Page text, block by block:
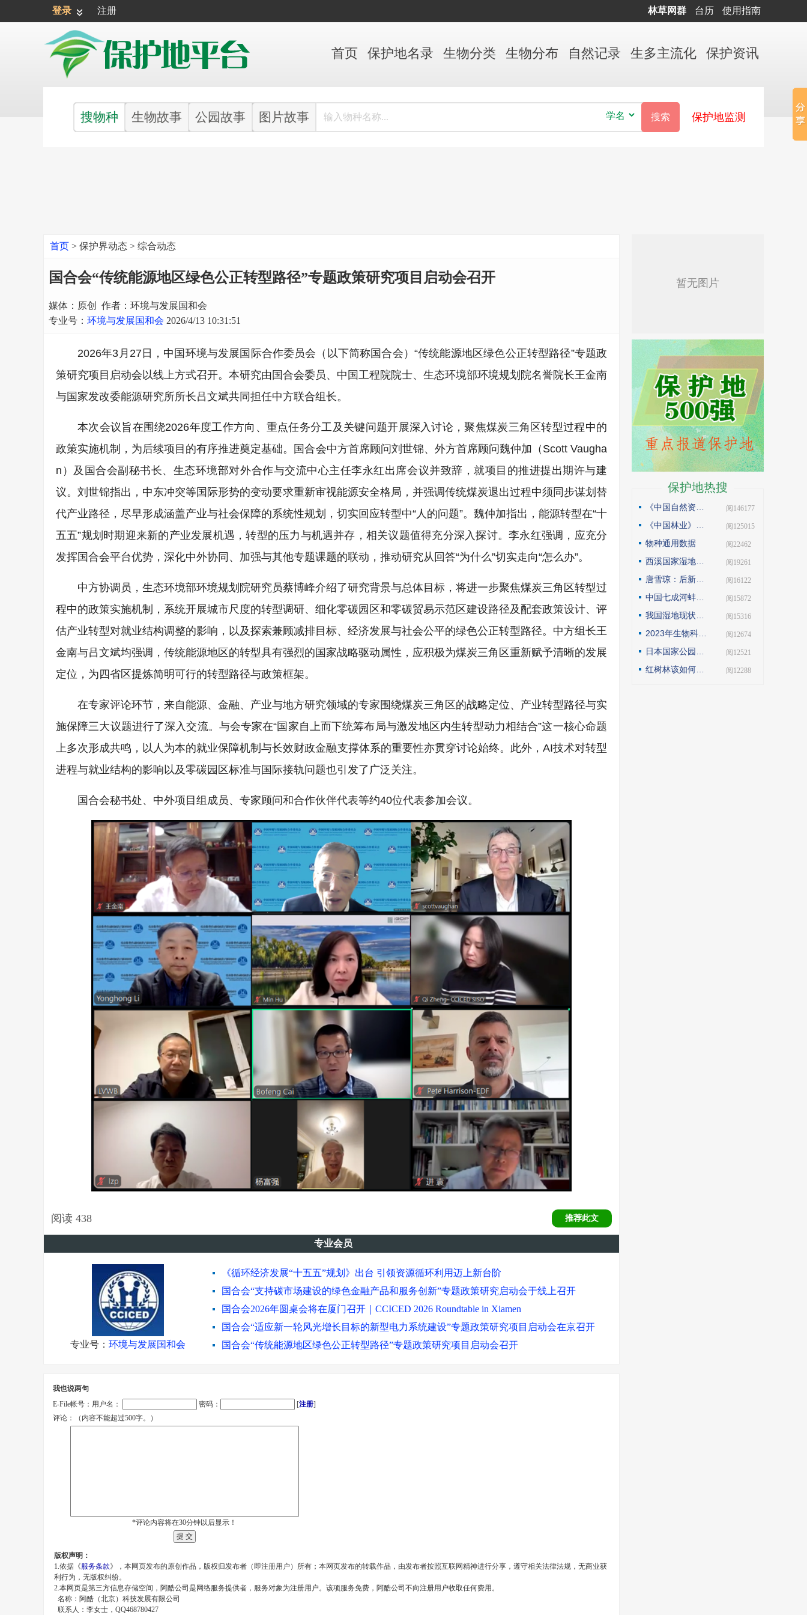
登录 注册 林草网群 台历 使用指南
首页 保护地名录 生物分类 生物分布 自然记录 生多主流化 保护资讯
搜物种 生物故事 公园故事 图片故事 保护地监测
首页 > 保护界动态 > 综合动态
国合会“传统能源地区绿色公正转型路径”专题政策研究项目启动会召开
媒体：原创 作者：环境与发展国和会
专业号： 环境与发展国和会 2026/4/13 10:31:51
2026年3月27日，中国环境与发展国际合作委员会（以下简称国合会）“传统能源地区绿色公正转型路径”专题政
策研究项目启动会以线上方式召开。本研究由国合会委员、中国工程院院士、生态环境部环境规划院名誉院长王金南
与国家发改委能源研究所所长吕文斌共同担任中方联合组长。
本次会议旨在围绕2026年度工作方向、重点任务分工及关键问题开展深入讨论，聚焦煤炭三角区转型过程中的
政策实施机制，为后续项目的有序推进奠定基础。国合会中方首席顾问刘世锦、外方首席顾问魏仲加（Scott Vaugha
n）及国合会副秘书长、生态环境部对外合作与交流中心主任李永红出席会议并致辞，就项目的推进提出期许与建
议。刘世锦指出，中东冲突等国际形势的变动要求重新审视能源安全格局，并强调传统煤炭退出过程中须同步谋划替
代产业路径，尽早形成涵盖产业与社会保障的系统性规划，切实回应转型中“人的问题”。魏仲加指出，能源转型在“十
五五”规划时期迎来新的产业发展机遇，转型的压力与机遇并存，相关议题值得充分深入探讨。李永红强调，应充分
发挥国合会平台优势，深化中外协同、加强与其他专题课题的联动，推动研究从回答“为什么”切实走向“怎么办”。
中方协调员，生态环境部环境规划院研究员蔡博峰介绍了研究背景与总体目标，将进一步聚焦煤炭三角区转型过
程中的政策实施机制，系统开展城市尺度的转型调研、细化零碳园区和零碳贸易示范区建设路径及配套政策设计、评
估产业转型对就业结构调整的影响，以及探索兼顾减排目标、经济发展与社会公平的绿色公正转型路径。中方组长王
金南与吕文斌均强调，传统能源地区的转型具有强烈的国家战略驱动属性，应积极为煤炭三角区重新赋予清晰的发展
定位，为四省区提炼简明可行的转型路径与政策框架。
在专家评论环节，来自能源、金融、产业与地方研究领域的专家围绕煤炭三角区的战略定位、产业转型路径与实
施保障三大议题进行了深入交流。与会专家在“国家自上而下统筹布局与激发地区内生转型动力相结合”这一核心命题
上多次形成共鸣，以人为本的就业保障机制与长效财政金融支撑体系的重要性亦贯穿讨论始终。此外，AI技术对转型
进程与就业结构的影响以及零碳园区标准与国际接轨问题也引发了广泛关注。
国合会秘书处、中外项目组成员、专家顾问和合作伙伴代表等约40位代表参加会议。
阅读 438 推荐此文
专业会员
专业号： 环境与发展国和会
《循环经济发展“十五五”规划》出台 引领资源循环利用迈上新台阶
国合会“支持碳市场建设的绿色金融产品和服务创新”专题政策研究启动会于线上召开
国合会2026年圆桌会将在厦门召开｜CCICED 2026 Roundtable in Xiamen
国合会“适应新一轮风光增长目标的新型电力系统建设”专题政策研究项目启动会在京召开
国合会“传统能源地区绿色公正转型路径”专题政策研究项目启动会召开
国合会可持续蓝色经济典型产业低碳转型路径专题政策研究启动会召开
保护地热搜
| 阅146177
| 阅125015
物种通用数据 | 阅22462
| 阅19261
| 阅16122
| 阅15872
| 阅15316
| 阅12674
| 阅12521
| 阅12288
我也说两句
E-File帐号：用户名：
密码： [注册]
评论：（内容不能超过500字。）
*评论内容将在30分钟以后显示！
版权声明：
1.依据《服务条款》，本网页发布的原创作品，版权归发布者（即注册用户）所有；本网页发布的转载作品，由发布者按照互联网精神进行分享，遵守相关法律法规，无商业获
利行为，无版权纠纷。
2.本网页是第三方信息存储空间，阿酷公司是网络服务提供者，服务对象为注册用户。该项服务免费，阿酷公司不向注册用户收取任何费用。
名称：阿酷（北京）科技发展有限公司
联系人：李女士，QQ468780427